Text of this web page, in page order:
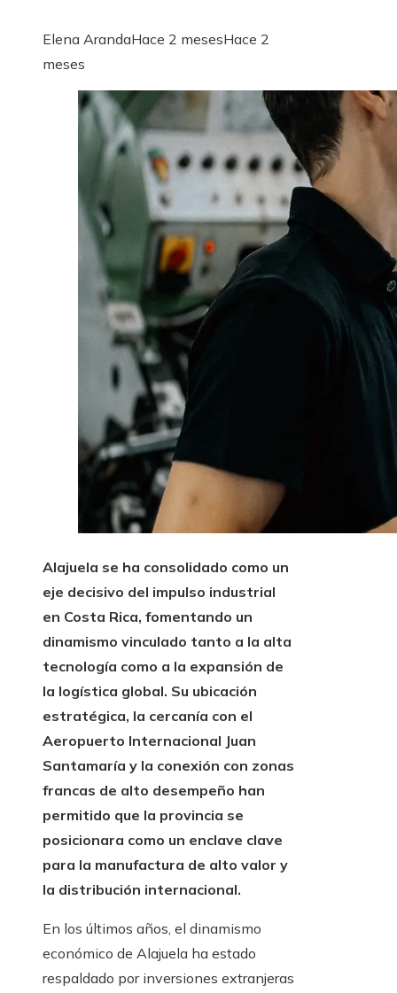
Elena ArandaHace 2 mesesHace 2
meses
Alajuela se ha consolidado como un
eje decisivo del impulso industrial
en Costa Rica, fomentando un
dinamismo vinculado tanto a la alta
tecnología como a la expansión de
la logística global. Su ubicación
estratégica, la cercanía con el
Aeropuerto Internacional Juan
Santamaría y la conexión con zonas
francas de alto desempeño han
permitido que la provincia se
posicionara como un enclave clave
para la manufactura de alto valor y
la distribución internacional.
En los últimos años, el dinamismo
económico de Alajuela ha estado
respaldado por inversiones extranjeras